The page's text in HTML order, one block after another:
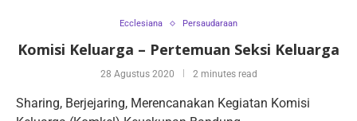
Ecclesiana Persaudaraan
Komisi Keluarga – Pertemuan Seksi Keluarga
28 Agustus 2020 2 minutes read
Sharing, Berjejaring, Merencanakan Kegiatan Komisi